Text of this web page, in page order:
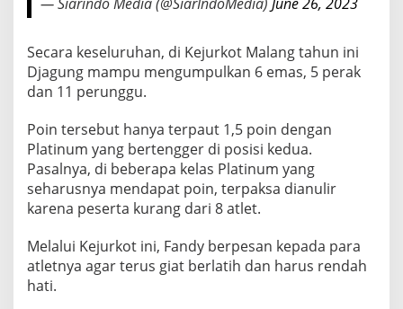
Secara keseluruhan, di Kejurkot Malang tahun ini
Djagung mampu mengumpulkan 6 emas, 5 perak
dan 11 perunggu.
Poin tersebut hanya terpaut 1,5 poin dengan
Platinum yang bertengger di posisi kedua.
Pasalnya, di beberapa kelas Platinum yang
seharusnya mendapat poin, terpaksa dianulir
karena peserta kurang dari 8 atlet.
Melalui Kejurkot ini, Fandy berpesan kepada para
atletnya agar terus giat berlatih dan harus rendah
hati.